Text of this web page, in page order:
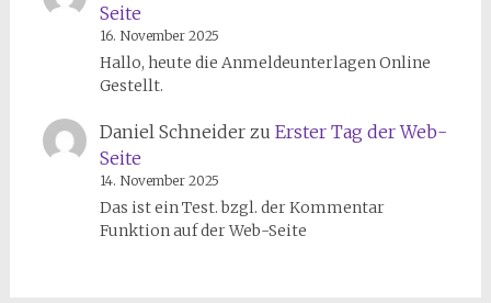
Seite
16. November 2025
Hallo, heute die Anmeldeunterlagen Online
Gestellt.
Daniel Schneiderzu Erster Tag der Web-
Seite
14. November 2025
Das ist ein Test. bzgl. der Kommentar
Funktion auf der Web-Seite